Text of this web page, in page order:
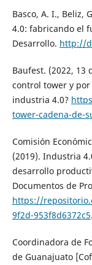
Basco, A. I., Beliz,
4.0: fabricando el
Desarrollo. http://
Baufest. (2022, 13
control tower y
industria 4.0?
tower-cadena-de-
Comisión
(2019). Industria
desarrollo
Documentos de
https://
9f2d-953f8d6372c5.
Coordinadora de
de Guanajuato